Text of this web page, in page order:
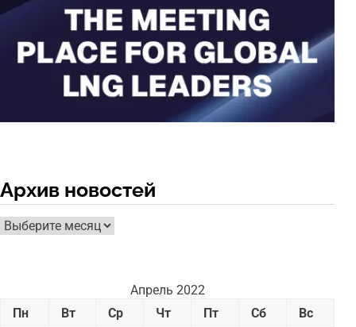
Архив новостей
Архив
новостей
Апрель 2022
Пн
Вт Ср Чт Пт Сб
Вс